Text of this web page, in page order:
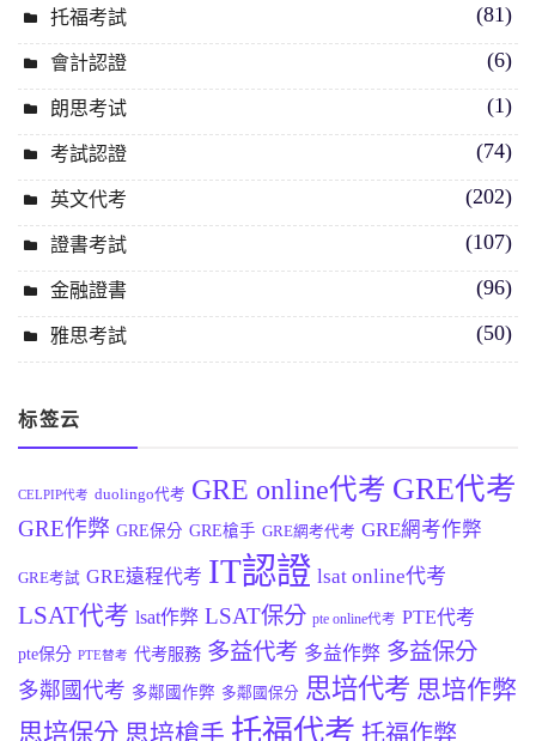
托福考試 (81)
會計認證 (6)
朗思考试 (1)
考試認證 (74)
英文代考 (202)
證書考試 (107)
金融證書 (96)
雅思考試 (50)
标签云
CELPIP代考 duolingo代考 GRE online代考 GRE代考
GRE作弊 GRE保分 GRE槍手 GRE網考代考 GRE網考作弊
GRE考試 GRE遠程代考 IT認證 lsat online代考
LSAT代考 lsat作弊 LSAT保分 pte online代考 PTE代考
pte保分 PTE替考 代考服務 多益代考 多益作弊 多益保分
多鄰國代考 多鄰國作弊 多鄰國保分 思培代考 思培作弊
思培保分 思培槍手 托福代考 托福作弊